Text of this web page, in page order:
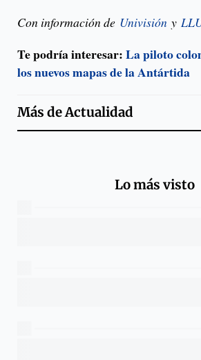
Con información de Univisión y
Te podría interesar:La piloto
los nuevos mapas de la Antártida
Más deActualidad
Lo más visto